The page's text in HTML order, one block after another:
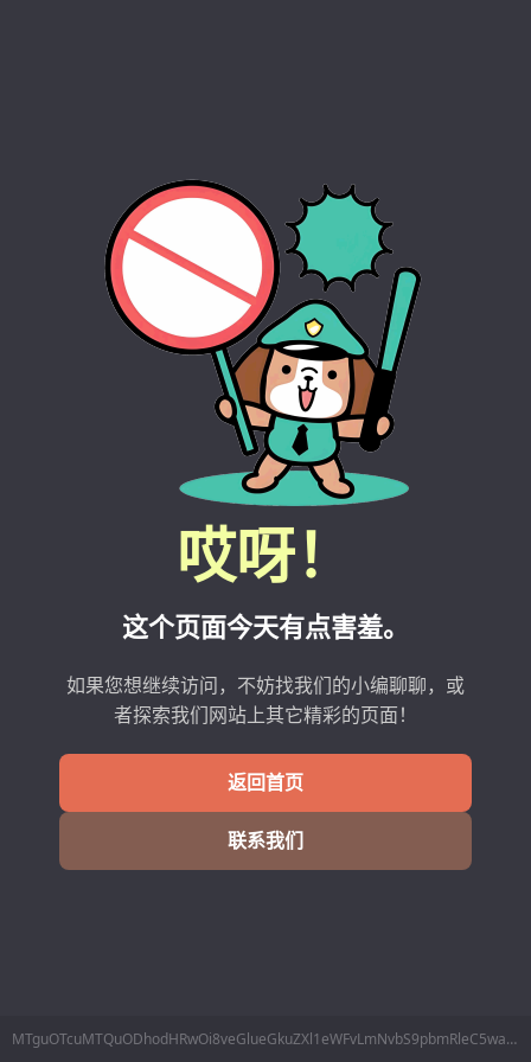
哎呀！
这个页面今天有点害羞。
如果您想继续访问，不妨找我们的小编聊聊，或
者探索我们网站上其它精彩的页面！
返回首页
联系我们
MTguOTcuMTQuODhodHRwOi8veGlueGkuZXl1eWFvLmNvbS9pbmRleC5waHAvSG9tZS9JbmRleC94aW54aS9pZC8yNTk0MDM3